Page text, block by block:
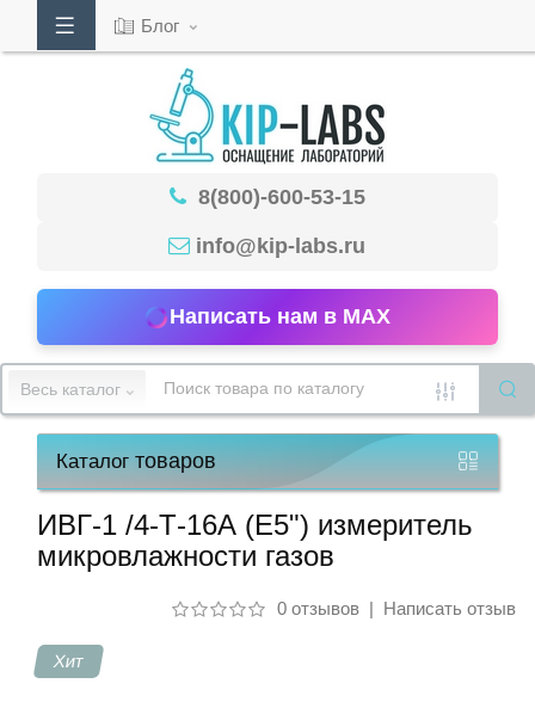
53-
15
работы
Блог
8(800)-600-53-15
info@kip-labs.ru
Написать нам в MAX
Весь каталог
Каталогтоваров
ИВГ-1 /4-Т-16А (Е5") измеритель
микровлажности газов
0 отзывов| Написать отзыв
Хит